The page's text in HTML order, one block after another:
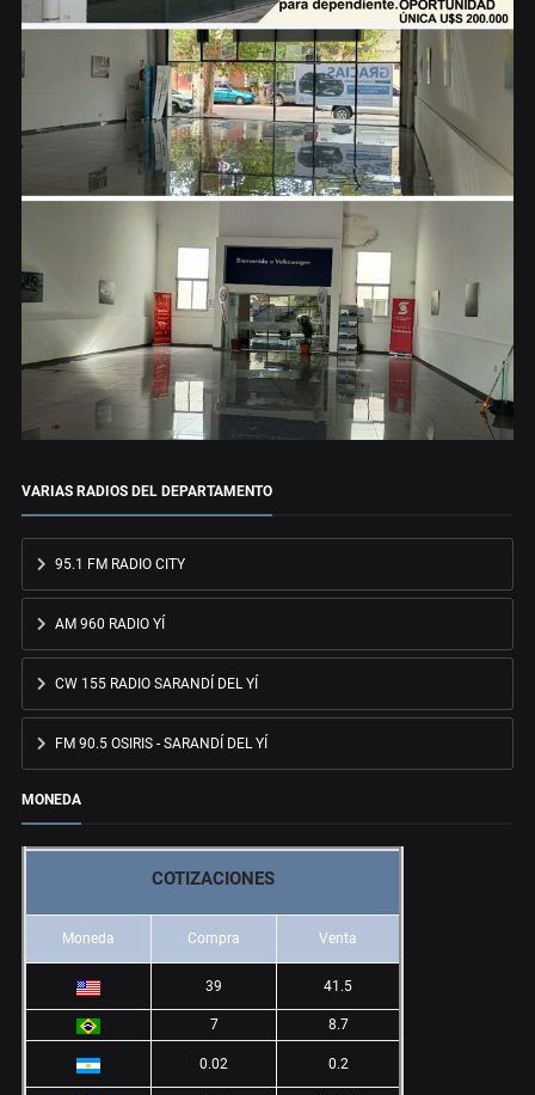
VARIAS RADIOS DEL DEPARTAMENTO
95.1 FM RADIO CITY
AM 960 RADIO YÍ
CW 155 RADIO SARANDÍ DEL YÍ
FM 90.5 OSIRIS - SARANDÍ DEL YÍ
MONEDA
COTIZACIONES
Moneda Compra Venta
39 41.5
7 8.7
0.02 0.2